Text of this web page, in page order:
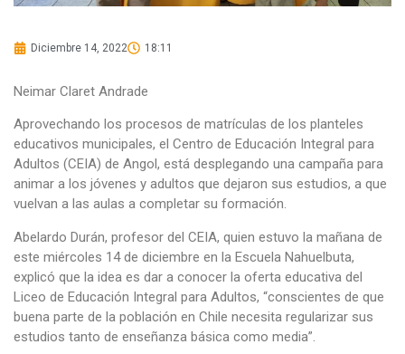
Diciembre 14, 2022 18:11
Neimar Claret Andrade
Aprovechando los procesos de matrículas de los planteles
educativos municipales, el Centro de Educación Integral para
Adultos (CEIA) de Angol, está desplegando una campaña para
animar a los jóvenes y adultos que dejaron sus estudios, a que
vuelvan a las aulas a completar su formación.
Abelardo Durán, profesor del CEIA, quien estuvo la mañana de
este miércoles 14 de diciembre en la Escuela Nahuelbuta,
explicó que la idea es dar a conocer la oferta educativa del
Liceo de Educación Integral para Adultos, “conscientes de que
buena parte de la población en Chile necesita regularizar sus
estudios tanto de enseñanza básica como media”.